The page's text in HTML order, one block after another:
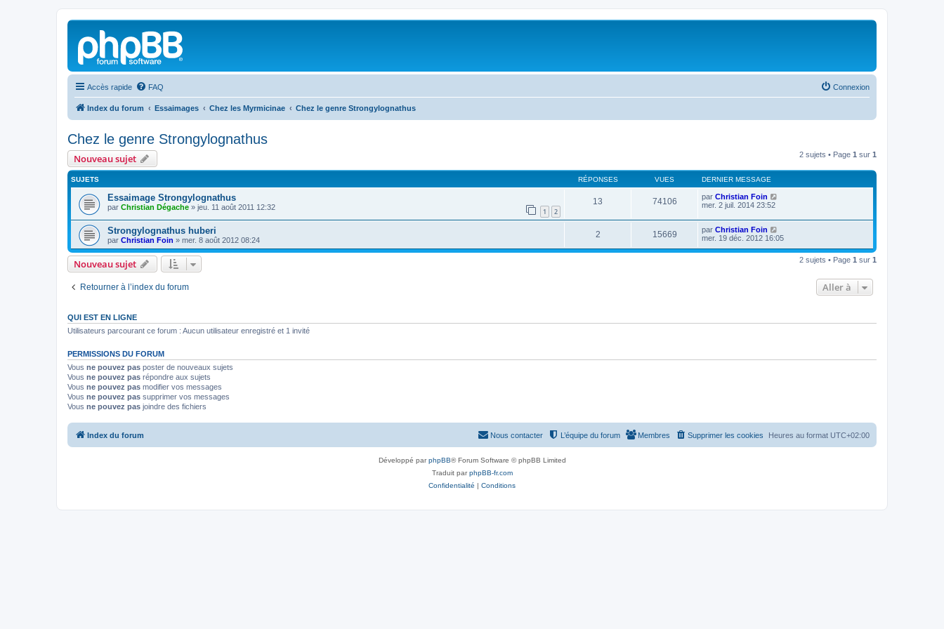
Accès rapide FAQ Connexion
Index du forum Essaimages Chez les Myrmicinae Chez le genre Strongylognathus
Chez le genre Strongylognathus
Nouveau sujet 2 sujets • Page 1 sur 1
SUJETS RÉPONSES VUES DERNIER MESSAGE
Essaimage Strongylognathus
par Christian Dégache » jeu. 11 août 2011 12:32 1 2
13 74106 par Christian Foin
mer. 2 juil. 2014 23:52
Strongylognathus huberi
par Christian Foin » mer. 8 août 2012 08:24
2 15669 par Christian Foin
mer. 19 déc. 2012 16:05
Nouveau sujet 2 sujets • Page 1 sur 1
Retourner à l’index du forum Aller à
QUI EST EN LIGNE
Utilisateurs parcourant ce forum : Aucun utilisateur enregistré et 1 invité
PERMISSIONS DU FORUM
Vous ne pouvez pas poster de nouveaux sujets
Vous ne pouvez pas répondre aux sujets
Vous ne pouvez pas modifier vos messages
Vous ne pouvez pas supprimer vos messages
Vous ne pouvez pas joindre des fichiers
Index du forum Heures au format UTC+02:00
Supprimer les cookies
Membres
L’équipe du forum
Nous contacter
Développé parphpBB® Forum Software © phpBB Limited
Traduit parphpBB-fr.com
Confidentialité | Conditions